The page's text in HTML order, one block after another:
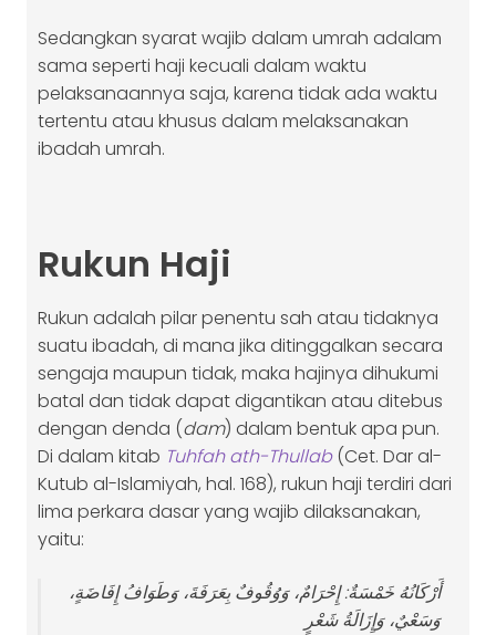
Sedangkan syarat wajib dalam umrah adalam
sama seperti haji kecuali dalam waktu
pelaksanaannya saja, karena tidak ada waktu
tertentu atau khusus dalam melaksanakan
ibadah umrah.
Rukun Haji
Rukun adalah pilar penentu sah atau tidaknya
suatu ibadah, di mana jika ditinggalkan secara
sengaja maupun tidak, maka hajinya dihukumi
batal dan tidak dapat digantikan atau ditebus
dengan denda (dam) dalam bentuk apa pun.
Di dalam kitab Tuhfah ath-Thullab (Cet. Dar al-
Kutub al-Islamiyah, hal. 168), rukun haji terdiri dari
lima perkara dasar yang wajib dilaksanakan,
yaitu:
أَرْكَانُهُ خَمْسَةٌ: إِحْرَامٌ، وَوُقُوفٌ بِعَرَفَةَ، وَطَوَافُ إِفَاضَةٍ،
وَسَعْيٌ، وَإِزَالَةُ شَعْرٍ